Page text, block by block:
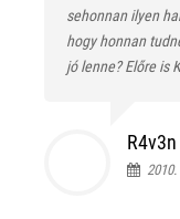
sehonnan ilyen
hogy honnan
jó lenne? Előre is
R4v3n